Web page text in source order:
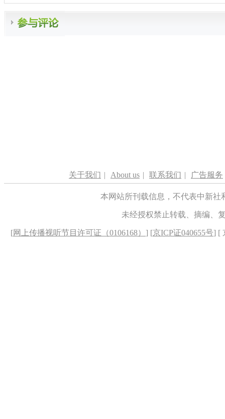
关于我们 | About us | 联系我们 | 广告服务
本网站所刊载信息，不代表中新
未经授权禁止转载、摘编、
[网上传播视听节目许可证（0106168） ] [京ICP证040655号] [